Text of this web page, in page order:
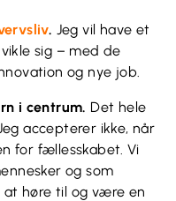
. Jeg vil have et
sig – med de
og nye job.
i centrum. Det hele
accepterer ikke, når
for fællesskabet. Vi
og som
at høre til og være en